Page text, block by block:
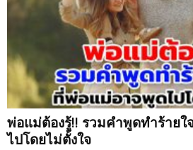
พ่อแม่ต้องรู้!! รวมคำพูดทำร้าย
ไปโดยไม่ตั้งใจ